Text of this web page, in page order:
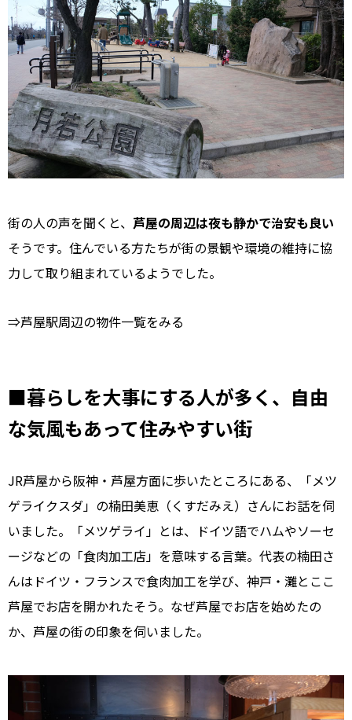
街の人の声を聞くと、 芦屋の周辺は夜も静かで治安も良い
そうです。住んでいる方たちが街の景観や環境の維持に協
力して取り組まれているようでした。
⇒芦屋駅周辺の物件一覧をみる
■暮らしを大事にする人が多く、自由
な気風もあって住みやすい街
JR芦屋から阪神・芦屋方面に歩いたところにある、「メツ
ゲライクスダ」の楠田美恵（くすだみえ）さんにお話を伺
いました。「メツゲライ」とは、ドイツ語でハムやソーセ
ージなどの「食肉加工店」を意味する言葉。代表の楠田さ
んはドイツ・フランスで食肉加工を学び、神戸・灘とここ
芦屋でお店を開かれたそう。なぜ芦屋でお店を始めたの
か、芦屋の街の印象を伺いました。